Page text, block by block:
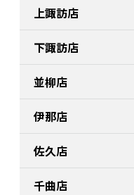
上諏訪店
下諏訪店
並柳店
伊那店
佐久店
千曲店